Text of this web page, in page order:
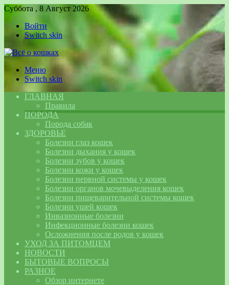
Суббота , 8 Август 2026
Войти
Switch skin
Меню
Switch skin
ГЛАВНАЯ
Правила
ПОРОДА
Порода собак
ЗДОРОВЬЕ
Болезни глаз кошек
Болезни дыхания у кошек
Болезни зубов у кошек
Болезни кожи у кошек
Болезни нервной системы у кошек
Болезни органов мочевыделения кошек
Болезни пищеварительной системы кошек
Болезни ушей кошек
Инвазионные болезни
Инфекционные болезни кошек
Осложнения после родов у кошек
УХОД ЗА ПИТОМЦЕМ
НОВОСТИ
БЫТОВЫЕ ВОПРОСЫ
РАЗНОЕ
Обзор интернете